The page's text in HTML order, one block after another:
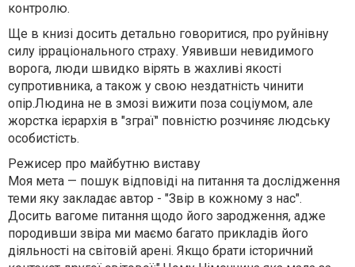
контролю.
Ще в книзі досить детально говоритися, про руйнівну
силу ірраціонального страху. Уявивши невидимого
ворога, люди швидко вірять в жахливі якості
супротивника, а також у свою нездатність чинити
опір.Людина не в змозі вижити поза соціумом, але
жорстка ієрархія в "зграї" повністю розчиняє людську
особистість.
Режисер про майбутню виставу
Моя мета — пошук відповіді на питання та дослідження
теми яку закладає автор - "Звір в кожному з нас".
Досить вагоме питання щодо його зародження, адже
породивши звіра ми маємо багато прикладів його
діяльності на світовій арені. Якщо брати історичний